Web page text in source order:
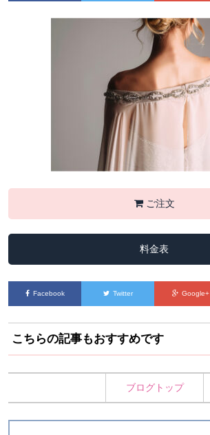
ご注文
料金表
Facebook Twitter Google+
こちらの記事もおすすめです
ブログトップ